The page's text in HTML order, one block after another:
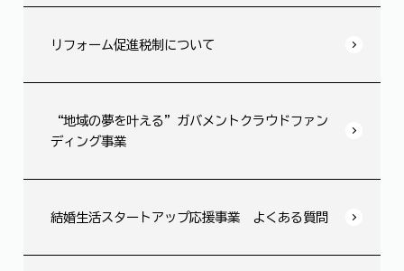
リフォーム促進税制について
“地域の夢を叶える”ガバメントクラウドファン
ディング事業
結婚生活スタートアップ応援事業 よくある質問